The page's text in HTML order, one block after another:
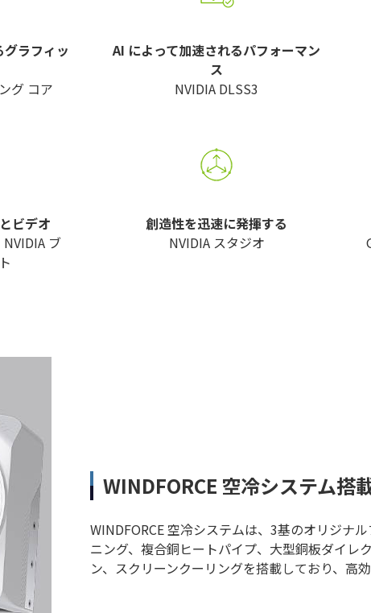
ラフィッ
グ コア
AI によって加速されるパフォーマン
ス
NVIDIA DLSS3
ビデオ
ブ
創造性を迅速に発揮する
NVIDIA スタジオ
WINDFORCE 空冷システム搭
WINDFORCE 空冷システムは、3基のオリジナ
ニング、複合銅ヒートパイプ、大型銅板ダイレ
ン、スクリーンクーリングを搭載しており、高